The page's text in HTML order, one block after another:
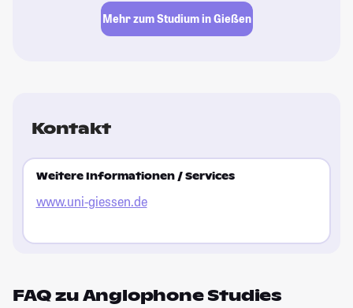
Mehr zum Studium in Gießen
Kontakt
Weitere Informationen / Services
www.uni-giessen.de
FAQ zu Anglophone Studies